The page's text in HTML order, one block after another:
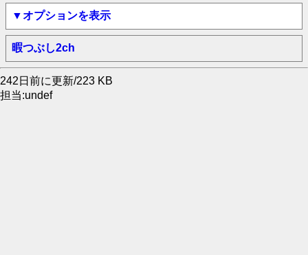
▼オプションを表示
暇つぶし2ch
242日前に更新/223 KB
担当:undef